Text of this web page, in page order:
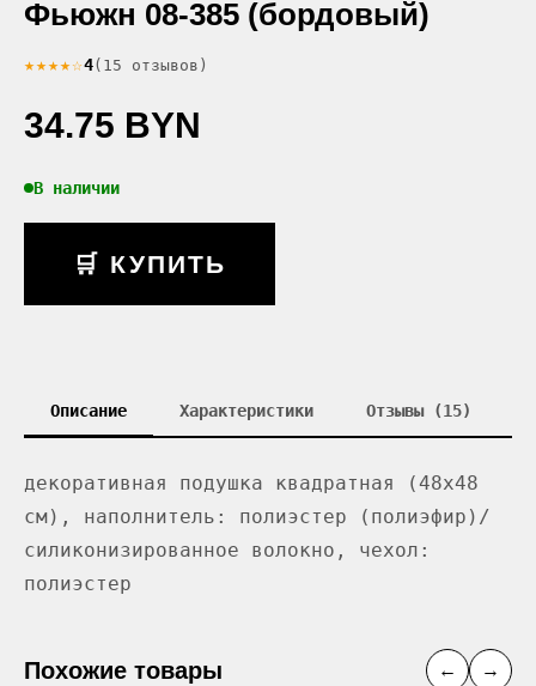
Фьюжн 08-385 (бордовый)
★★★★☆4(15 отзывов)
34.75 BYN
В наличии
🛒 КУПИТЬ
Описание Характеристики Отзывы (15)
декоративная подушка квадратная (48x48
см), наполнитель: полиэстер (полиэфир)/
силиконизированное волокно, чехол:
полиэстер
Похожие товары ← →